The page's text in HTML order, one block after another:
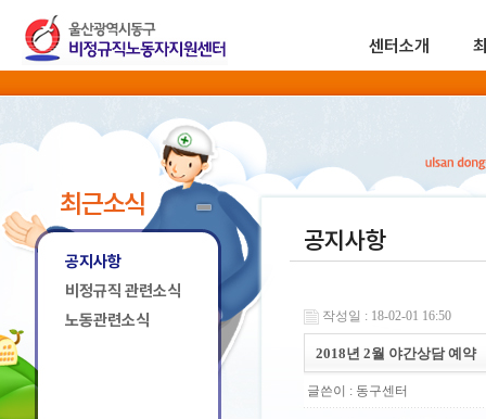
센터소개
최근소식
공지사항
비정규직 관련소식
노동관련소식
공지사항
작성일 : 18-02-01 16:50
2018년 2월 야간상담 예약
글쓴이 : 동구센터